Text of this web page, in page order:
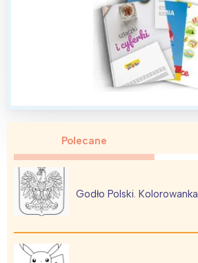
Polecane
Godło Polski. Kolorowanka